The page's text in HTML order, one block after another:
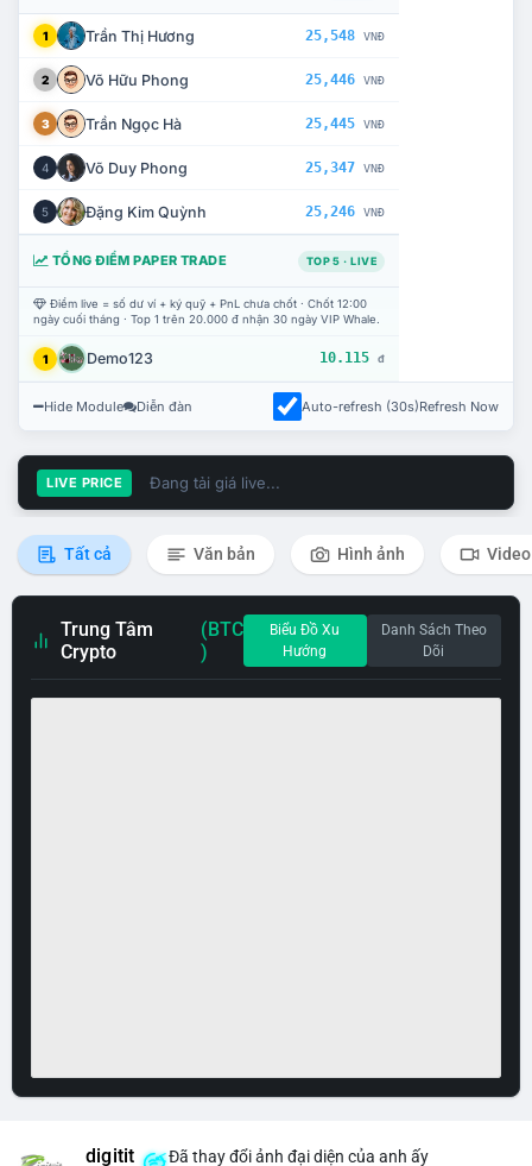
1 Trần Thị Hương 25,548 VNĐ
2 Võ Hữu Phong 25,446 VNĐ
3 Trần Ngọc Hà 25,445 VNĐ
4 Võ Duy Phong 25,347 VNĐ
5 Đặng Kim Quỳnh 25,246 VNĐ
TỔNG ĐIỂM PAPER TRADE TOP 5 · LIVE
Điểm live = số dư ví + ký quỹ + PnL chưa chốt · Chốt 12:00
ngày cuối tháng · Top 1 trên 20.000 đ nhận 30 ngày VIP Whale.
1 Demo123 10.115 đ
Hide Module Diễn đàn Auto-refresh (30s)Refresh Now
LIVE PRICE Đang tải giá live...
Tất cả Văn bản Hình ảnh Video
Trung Tâm
Crypto
(BTC
)
Biểu Đồ Xu
Hướng
Danh Sách Theo
Dõi
digitit Đã thay đổi ảnh đại diện của anh ấy